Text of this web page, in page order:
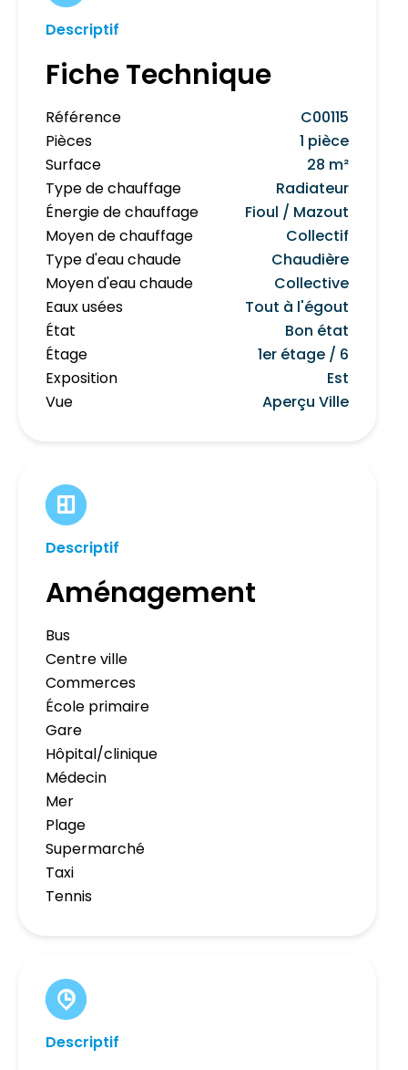
Descriptif
Fiche Technique
Référence
C00115
Pièces
1 pièce
Surface
28 m²
Type de chauffage
Radiateur
Énergie de chauffage
Fioul / Mazout
Moyen de chauffage
Collectif
Type d'eau chaude
Chaudière
Moyen d'eau chaude
Collective
Eaux usées
Tout à l'égout
État
Bon état
Étage
1er étage / 6
Exposition
Est
Vue
Aperçu Ville
Descriptif
Aménagement
Bus
Centre ville
Commerces
École primaire
Gare
Hôpital/clinique
Médecin
Mer
Plage
Supermarché
Taxi
Tennis
Descriptif